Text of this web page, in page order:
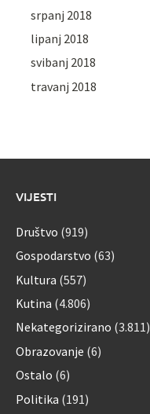
srpanj 2018
lipanj 2018
svibanj 2018
travanj 2018
VIJESTI
Društvo (919)
Gospodarstvo (63)
Kultura (557)
Kutina (4.806)
Nekategorizirano (3.811)
Obrazovanje (6)
Ostalo (6)
Politika (191)